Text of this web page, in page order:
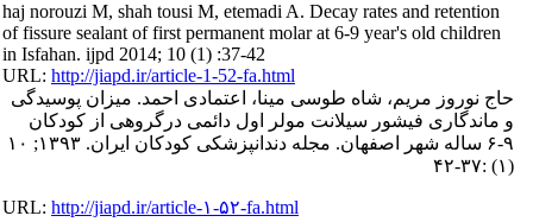
haj norouzi M, shah tousi M, etemadi A. Decay rates and retention
of fissure sealant of first permanent molar at 6-9 year's old children
in Isfahan. ijpd 2014; 10 (1) :37-42
URL:http://jiapd.ir/article-1-52-fa.html
حاج نوروز مریم، شاه طوسی مینا، اعتمادی احمد. میزان پوسیدگی
و ماندگاری فیشور سیلانت مولر اول دائمی درگروهی از کودکان
۹-۶ ساله شهر اصفهان. مجله دندانپزشکی کودکان ایران. ۱۳۹۳; ۱۰
URL:http://jiapd.ir/article-۱-۵۲-fa.html